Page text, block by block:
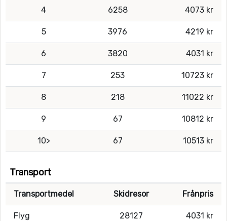
4 6258 4073 kr
5 3976 4219 kr
6 3820 4031 kr
7 253 10723 kr
8 218 11022 kr
9 67 10812 kr
10> 67 10513 kr
Transport
Transportmedel Skidresor Frånpris
Flyg 28127 4031 kr